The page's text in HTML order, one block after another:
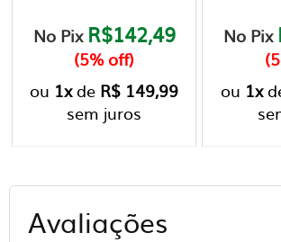
No Pix R$142,49
(5% off)
ou 1xde R$ 149,99
sem juros
No Pix
ou 1x
Avaliações